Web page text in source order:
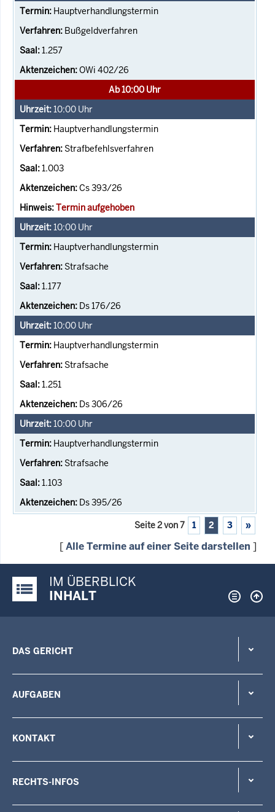
Hauptverhandlungstermin
Bußgeldverfahren
1.257
OWi 402/26
Ab 10:00 Uhr
10:00 Uhr
Hauptverhandlungstermin
Strafbefehlsverfahren
1.003
Cs 393/26
Termin aufgehoben
10:00 Uhr
Hauptverhandlungstermin
Strafsache
1.177
Ds 176/26
10:00 Uhr
Hauptverhandlungstermin
Strafsache
1.251
Ds 306/26
10:00 Uhr
Hauptverhandlungstermin
Strafsache
1.103
Ds 395/26
Seite 2 von 7 1 2 3 »
[Alle Termine auf einer Seite darstellen ]
Justiz-Portal im Überblick:
IM ÜBERBLICK
INHALT
DAS GERICHT
AUFGABEN
KONTAKT
RECHTS-INFOS